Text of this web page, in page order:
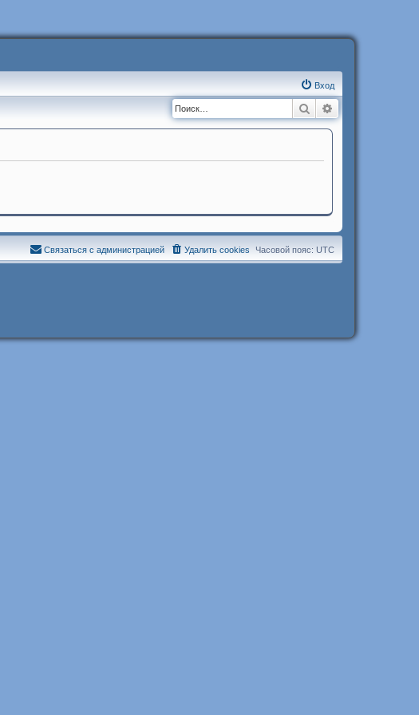
Вход
Поиск
Часовой пояс: UTC
Удалить cookies
Связаться с администрацией